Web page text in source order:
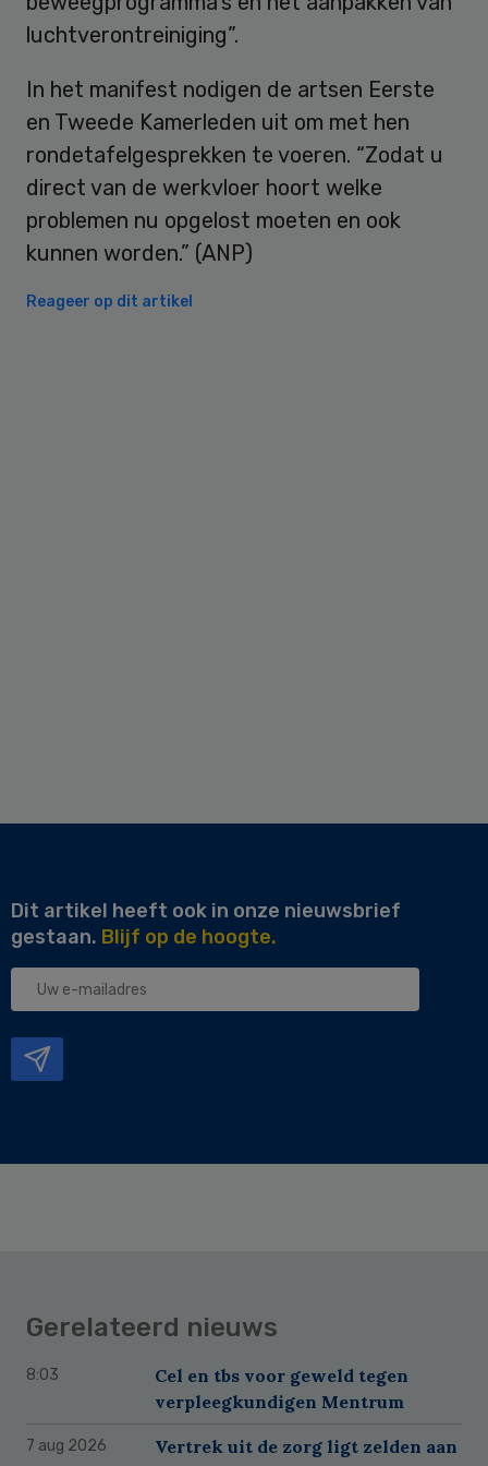
luchtverontreiniging”.
In het manifest nodigen de artsen Eerste
en Tweede Kamerleden uit om met hen
rondetafelgesprekken te voeren. “Zodat u
direct van de werkvloer hoort welke
problemen nu opgelost moeten en ook
kunnen worden.” (ANP)
Reageer op dit artikel
Dit artikel heeft ook in onze nieuwsbrief
gestaan. Blijf op de hoogte.
Uw
Gerelateerd nieuws
8:03
Cel en tbs voor geweld tegen
verpleegkundigen Mentrum
7 aug 2026
Vertrek uit de zorg ligt zelden aan